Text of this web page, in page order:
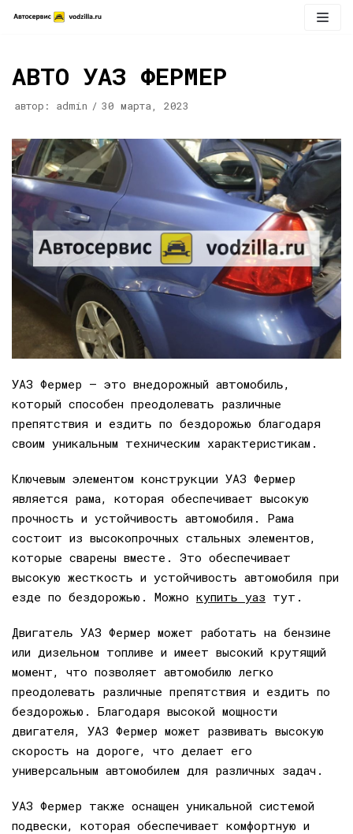
Перейти
АВТО УАЗ ФЕРМЕР
автор: admin 30 марта, 2023
УАЗ Фермер — это внедорожный автомобиль,
который способен преодолевать различные
препятствия и ездить по бездорожью благодаря
своим уникальным техническим характеристикам.
Ключевым элементом конструкции УАЗ Фермер
является рама, которая обеспечивает высокую
прочность и устойчивость автомобиля. Рама
состоит из высокопрочных стальных элементов,
которые сварены вместе. Это обеспечивает
высокую жесткость и устойчивость автомобиля при
езде по бездорожью. Можно купить уаз тут.
Двигатель УАЗ Фермер может работать на бензине
или дизельном топливе и имеет высокий крутящий
момент, что позволяет автомобилю легко
преодолевать различные препятствия и ездить по
бездорожью. Благодаря высокой мощности
двигателя, УАЗ Фермер может развивать высокую
скорость на дороге, что делает его
универсальным автомобилем для различных задач.
УАЗ Фермер также оснащен уникальной системой
подвески, которая обеспечивает комфортную и